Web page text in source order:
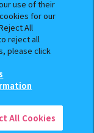
ャプターさく
イクタ
取扱商品
心
プ未
use of their
for our
All
reject all
please click
All Cookies